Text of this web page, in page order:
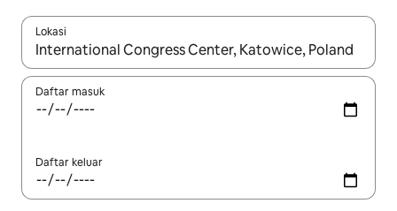
Lokasi
Apabila hasil tersedia, navigasi dengan kekunci anak panah
Daftar masuk
Daftar keluar